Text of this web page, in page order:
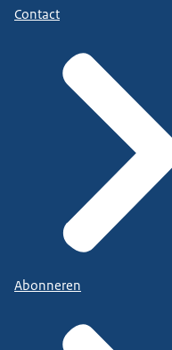
Contact
Abonneren